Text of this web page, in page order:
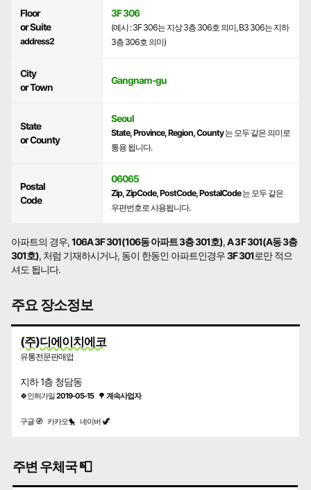
Floor
or Suite
address2
3F 306
(예시 : 3F 306는 지상 3층 306호 의미, B3 306는 지하
3층 306호 의미)
City
or Town
Gangnam-gu
State
or County
Seoul
State, Province, Region, County는 모두 같은 의미로
통용 됩니다.
Postal
Code
06065
Zip, ZipCode, PostCode, PostalCode는 모두 같은
우편번호로 사용됩니다.
아파트의 경우,106A 3F 301(106동 아파트 3층 301호),A 3F 301(A동 3층
301호), 처럼 기재하시거나, 동이 한동인 아파트인경우3F 301로만 적으
셔도 됩니다.
주요 장소정보
(주)디에이치에코
유통전문판매업
지하 1층 청담동
🍀인허가일2019-05-15 🌳 계속사업자
구글 🧭 카카오🐤 네이버 🦖
주변 우체국 📮